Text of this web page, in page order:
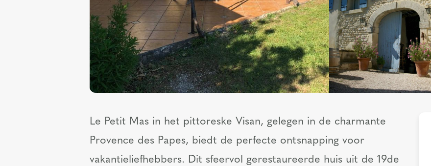
Le Petit Mas in het pittoreske Visan, gelegen in de charmante
Provence des Papes, biedt de perfecte ontsnapping voor
vakantieliefhebbers. Dit sfeervol gerestaureerde huis uit de 19de